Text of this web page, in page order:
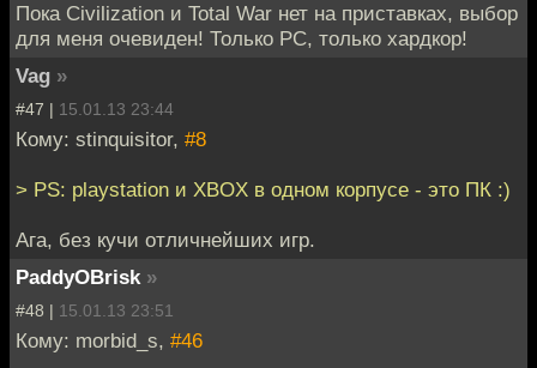
Пока Civilization и Total War нет на приставках, выбор
для меня очевиден! Только PC, только хардкор!
Vag »
#47 | 15.01.13 23:44
Кому: stinquisitor, #8
> PS: playstation и XBOX в одном корпусе - это ПК :)
Ага, без кучи отличнейших игр.
PaddyOBrisk »
#48 | 15.01.13 23:51
Кому: morbid_s, #46